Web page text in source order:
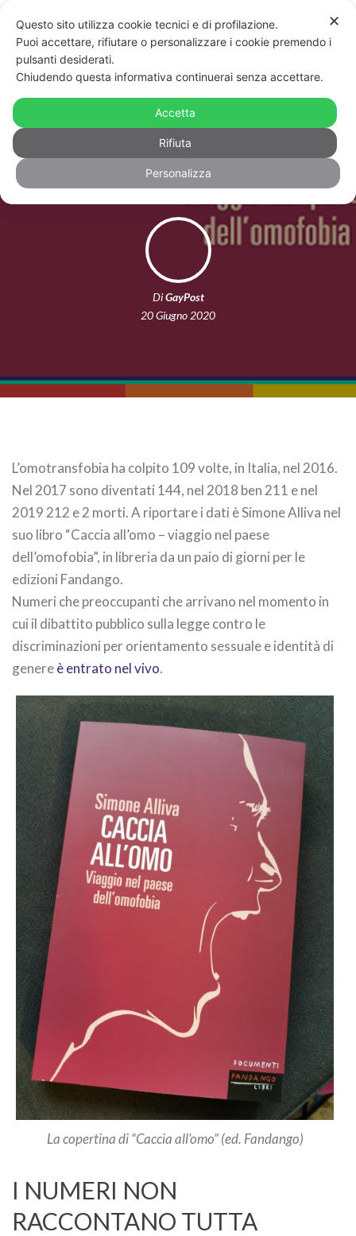
“Caccia all’omo”: una buona legge
contro l’omotransfobia è necessaria
ma non basta
DiGayPost
20 Giugno 2020
L’omotransfobia ha colpito 109 volte, in Italia, nel 2016.
Nel 2017 sono diventati 144, nel 2018 ben 211 e nel
2019 212 e 2 morti. A riportare i dati è Simone Alliva nel
suo libro “Caccia all’omo – viaggio nel paese
dell’omofobia”, in libreria da un paio di giorni per le
edizioni Fandango.
Numeri che preoccupanti che arrivano nel momento in
cui il dibattito pubblico sulla legge contro le
discriminazioni per orientamento sessuale e identità di
genereè entrato nel vivo.
La copertina di “Caccia all’omo” (ed. Fandango)
I NUMERI NON
RACCONTANO TUTTA
✕
Questo sito utilizza cookie tecnici e di profilazione.
Puoi accettare, rifiutare o personalizzare i cookie premendo i
pulsanti desiderati.
Chiudendo questa informativa continuerai senza accettare.
Accetta
Rifiuta
Personalizza